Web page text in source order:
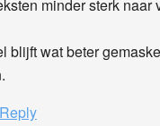
minder sterk naar
blijft wat beter